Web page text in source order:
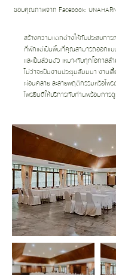
ขอบคุณภาพจาก Facebook:
สร้างความแตกต่างให้กับประสบกา
ที่พักแต่เป็นพื้นที่คุณสามารถออกแบ
และเป็นส่วนตัว เหมาะกับทุกโอกาส
ไม่ว่าจะเป็นงานประชุมสัมมนา งาน
ผ่อนคลาย ละลายพฤติกรรมหรือไพร
ไพรยินดีให้บริการกับท่านพร้อมการ